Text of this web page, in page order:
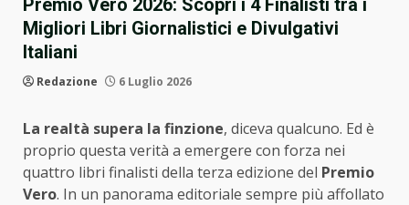
Premio Vero 2026: Scopri i 4 Finalisti tra i
Migliori Libri Giornalistici e Divulgativi
Italiani
Redazione 6 Luglio 2026
La realtà supera la finzione, diceva qualcuno. Ed è
proprio questa verità a emergere con forza nei
quattro libri finalisti della terza edizione del Premio
Vero. In un panorama editoriale sempre più affollato